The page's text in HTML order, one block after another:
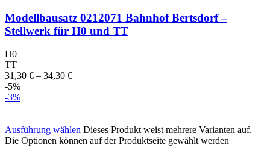
Modellbausatz 0212071 Bahnhof Bertsdorf –
Stellwerk für H0 und TT
H0
TT
31,30 € – 34,30 €
-5%
-3%
Ausführung wählen Dieses Produkt weist mehrere Varianten auf.
Die Optionen können auf der Produktseite gewählt werden